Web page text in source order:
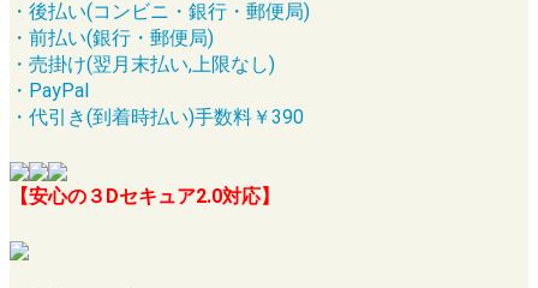
・後払い(コンビニ・銀行・郵便局)
・前払い(銀行・郵便局)
・売掛け(翌月末払い,上限なし)
・PayPal
・代引き(到着時払い)手数料￥390
【安心の３Dセキュア2.0対応】